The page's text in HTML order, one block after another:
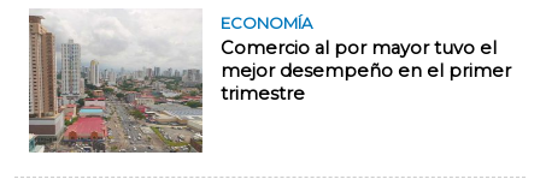
ECONOMÍA
Comercio al por mayor tuvo el
mejor desempeño en el primer
trimestre